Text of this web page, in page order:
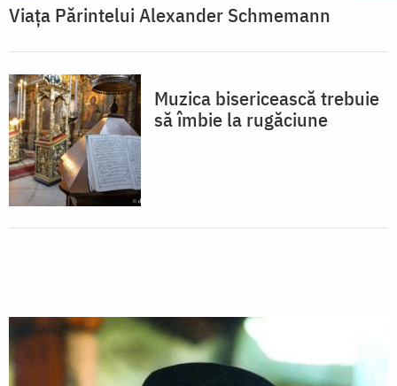
Viața Părintelui Alexander Schmemann
Muzica bisericească trebuie
să îmbie la rugăciune